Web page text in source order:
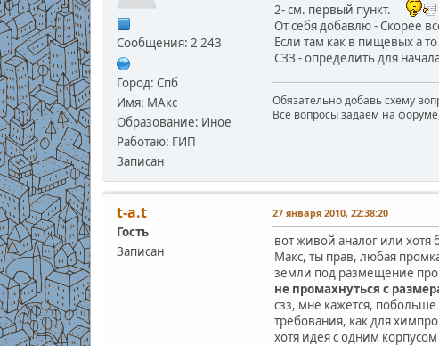
Сообщения: 2 243
Город: Спб
Имя: МАкс
Образование: Иное
Работаю: ГИП
Записан
2- см. первый пункт.
От себя добавлю - Скорее
Если там как в пищевых а
СЗЗ - определить для
Обязательно добавь схему
Все вопросы задаем на
t-a.t
Гость
Записан
27 января 2010, 22:38:20
вот живой аналог или
Макс, ты прав, любая
земли под размещение
не промахнуться с
сзз, мне кажется, побольше
требования, как для
хотя идея с одним